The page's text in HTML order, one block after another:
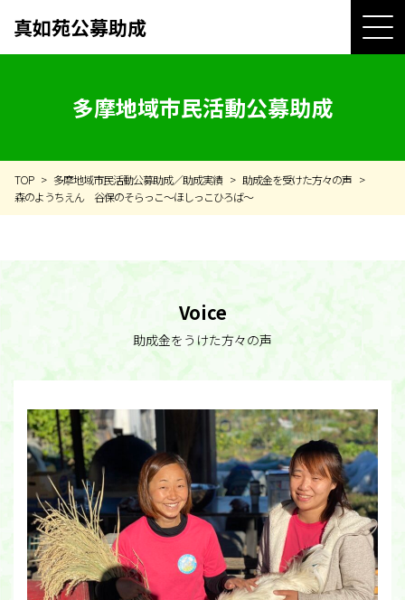
真如苑公募助成
多摩地域市民活動公募助成
TOP 多摩地域市民活動公募助成／助成実績
助成金を受けた方々の声
森のようちえん 谷保のそらっこ～ほしっこひろば～
Voice
助成金をうけた方々の声